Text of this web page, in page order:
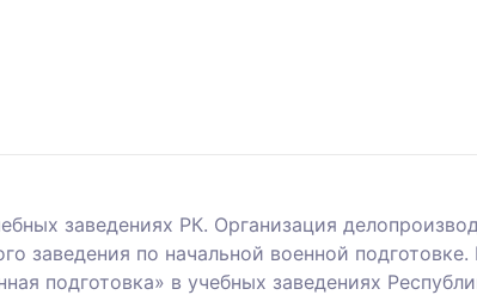
заведениях РК. Организация
заведения по начальной военной подготовке.
подготовка» в учебных заведениях